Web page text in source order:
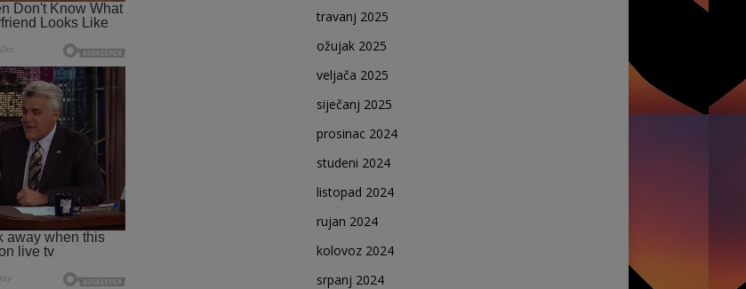
travanj 2025
ožujak 2025
veljača 2025
siječanj 2025
prosinac 2024
studeni 2024
listopad 2024
rujan 2024
kolovoz 2024
srpanj 2024